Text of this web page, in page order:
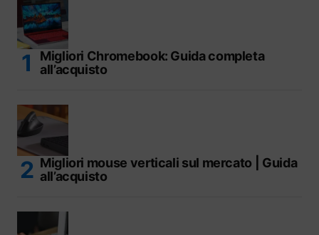
Migliori Chromebook: Guida completa
all’acquisto
Migliori mouse verticali sul mercato | Guida
all’acquisto